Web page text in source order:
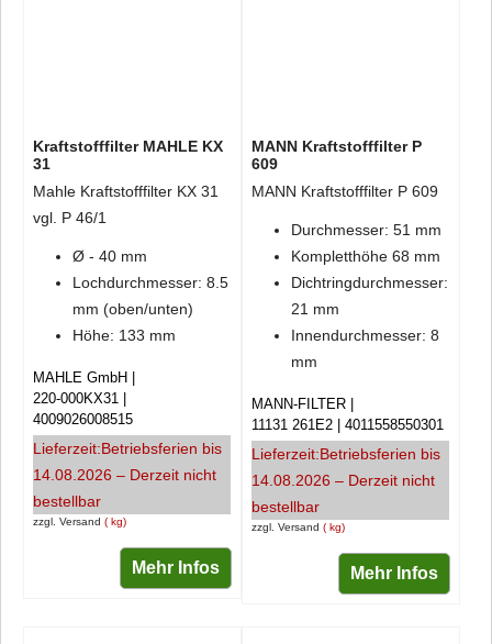
Kraftstofffilter MAHLE KX
31
Mahle Kraftstofffilter KX 31
vgl. P 46/1
Ø - 40 mm
Lochdurchmesser: 8.5
mm (oben/unten)
Höhe: 133 mm
zzgl. Versand kg
MAHLE GmbH
220-000KX31
4009026008515
Lieferzeit:Betriebsferien bis
14.08.2026 – Derzeit nicht
bestellbar
Mehr Infos
MANN Kraftstofffilter P
609
MANN Kraftstofffilter P 609
Durchmesser: 51 mm
Kompletthöhe 68 mm
Dichtringdurchmesser:
21 mm
Innendurchmesser: 8
mm
zzgl. Versand kg
MANN-FILTER
11131 261E2
4011558550301
Lieferzeit:Betriebsferien bis
14.08.2026 – Derzeit nicht
bestellbar
Mehr Infos